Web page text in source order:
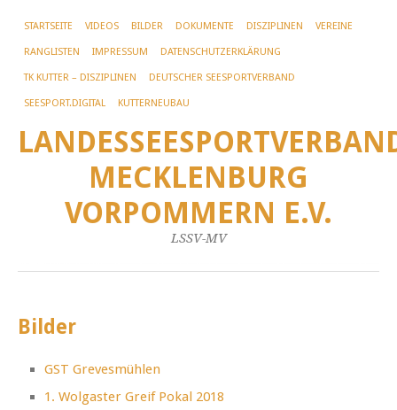
STARTSEITE VIDEOS BILDER DOKUMENTE DISZIPLINEN VEREINE
RANGLISTEN IMPRESSUM DATENSCHUTZERKLÄRUNG
TK KUTTER – DISZIPLINEN DEUTSCHER SEESPORTVERBAND
SEESPORT.DIGITAL KUTTERNEUBAU
MECKLENBURG
VORPOMMERN E.V.
LSSV-MV
Bilder
GST Grevesmühlen
1. Wolgaster Greif Pokal 2018